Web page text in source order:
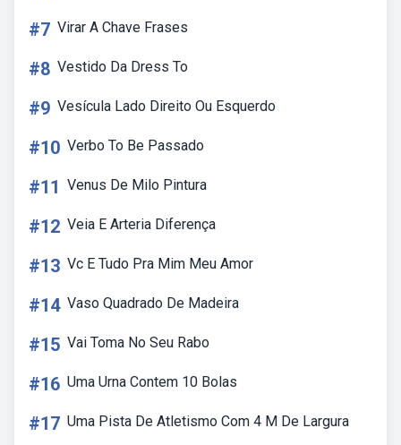
#7 Virar A Chave Frases
#8 Vestido Da Dress To
#9 Vesícula Lado Direito Ou Esquerdo
#10 Verbo To Be Passado
#11 Venus De Milo Pintura
#12 Veia E Arteria Diferença
#13 Vc E Tudo Pra Mim Meu Amor
#14 Vaso Quadrado De Madeira
#15 Vai Toma No Seu Rabo
#16 Uma Urna Contem 10 Bolas
#17 Uma Pista De Atletismo Com 4 M De Largura